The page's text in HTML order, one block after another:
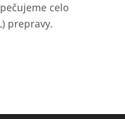
celo
prepravy.